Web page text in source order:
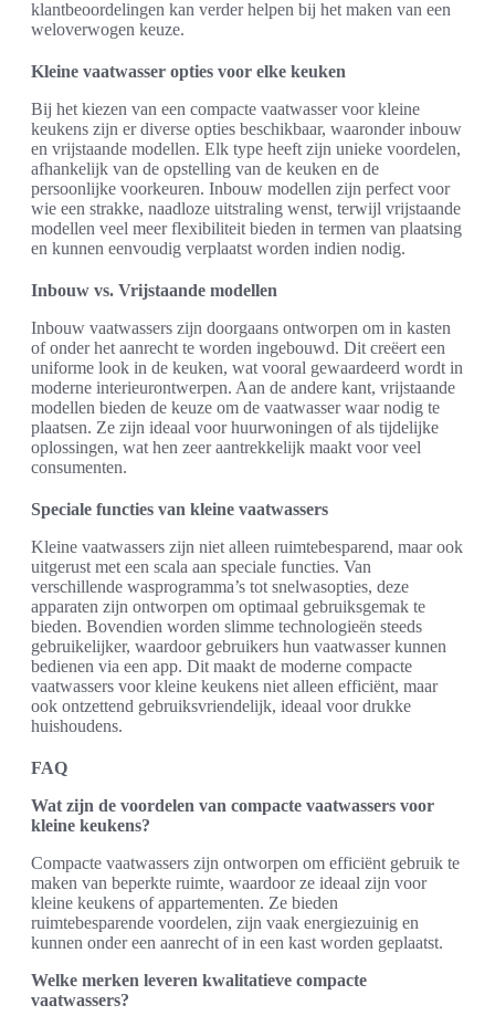
klantbeoordelingen kan verder helpen bij het maken van een
weloverwogen keuze.
Kleine vaatwasser opties voor elke keuken
Bij het kiezen van een compacte vaatwasser voor kleine
keukens zijn er diverse opties beschikbaar, waaronder inbouw
en vrijstaande modellen. Elk type heeft zijn unieke voordelen,
afhankelijk van de opstelling van de keuken en de
persoonlijke voorkeuren. Inbouw modellen zijn perfect voor
wie een strakke, naadloze uitstraling wenst, terwijl vrijstaande
modellen veel meer flexibiliteit bieden in termen van plaatsing
en kunnen eenvoudig verplaatst worden indien nodig.
Inbouw vs. Vrijstaande modellen
Inbouw vaatwassers zijn doorgaans ontworpen om in kasten
of onder het aanrecht te worden ingebouwd. Dit creëert een
uniforme look in de keuken, wat vooral gewaardeerd wordt in
moderne interieurontwerpen. Aan de andere kant, vrijstaande
modellen bieden de keuze om de vaatwasser waar nodig te
plaatsen. Ze zijn ideaal voor huurwoningen of als tijdelijke
oplossingen, wat hen zeer aantrekkelijk maakt voor veel
consumenten.
Speciale functies van kleine vaatwassers
Kleine vaatwassers zijn niet alleen ruimtebesparend, maar ook
uitgerust met een scala aan speciale functies. Van
verschillende wasprogramma’s tot snelwasopties, deze
apparaten zijn ontworpen om optimaal gebruiksgemak te
bieden. Bovendien worden slimme technologieën steeds
gebruikelijker, waardoor gebruikers hun vaatwasser kunnen
bedienen via een app. Dit maakt de moderne compacte
vaatwassers voor kleine keukens niet alleen efficiënt, maar
ook ontzettend gebruiksvriendelijk, ideaal voor drukke
huishoudens.
FAQ
Wat zijn de voordelen van compacte vaatwassers voor
kleine keukens?
Compacte vaatwassers zijn ontworpen om efficiënt gebruik te
maken van beperkte ruimte, waardoor ze ideaal zijn voor
kleine keukens of appartementen. Ze bieden
ruimtebesparende voordelen, zijn vaak energiezuinig en
kunnen onder een aanrecht of in een kast worden geplaatst.
Welke merken leveren kwalitatieve compacte
vaatwassers?